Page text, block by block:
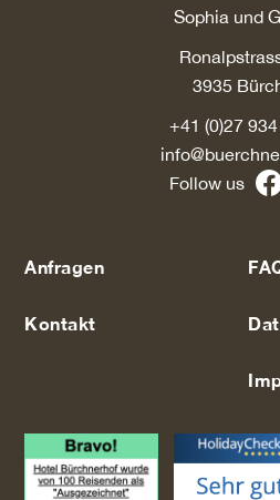
Sophia und
3935
+41 (0)27
Follow us
Anfragen
Kontakt